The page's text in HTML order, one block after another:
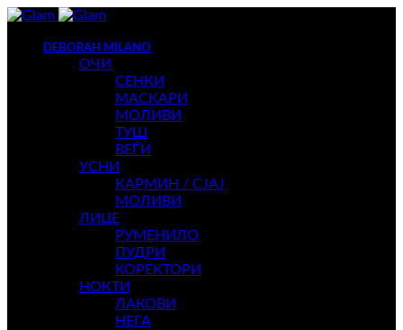
DEBORAH MILANO
ОЧИ
СЕНКИ
МАСКАРИ
МОЛИВИ
ТУШ
ВЕЃИ
УСНИ
КАРМИН / СЈАЈ
МОЛИВИ
ЛИЦЕ
РУМЕНИЛО
ПУДРИ
КОРЕКТОРИ
НОКТИ
ЛАКОВИ
НЕГА